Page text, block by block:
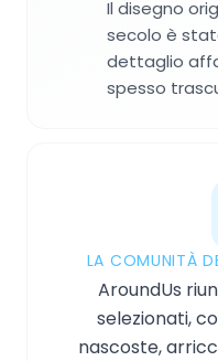
Il disegno
secolo è
dettaglio
spesso
LA COMUNITÀ
AroundUs
selezionati,
nascoste,